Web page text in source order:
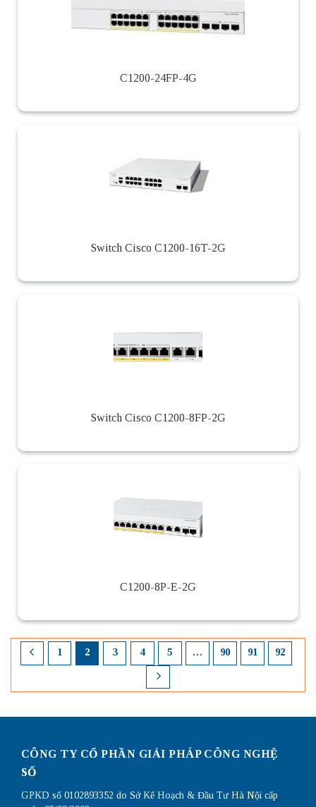
C1200-24FP-4G
Switch Cisco C1200-16T-2G
Switch Cisco C1200-8FP-2G
C1200-8P-E-2G
1 2 3 4 5 … 90 91 92
CÔNG TY CỔ PHẦN GIẢI PHÁP CÔNG NGHỆ
SỐ
GPKD số 0102893352 do Sở Kế Hoạch & Đầu Tư Hà Nội cấp